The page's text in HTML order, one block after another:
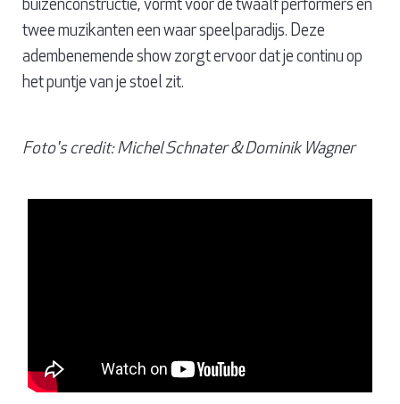
buizenconstructie, vormt voor de twaalf performers en
twee muzikanten een waar speelparadijs. Deze
adembenemende show zorgt ervoor dat je continu op
het puntje van je stoel zit.
Foto's credit: Michel Schnater & Dominik Wagner